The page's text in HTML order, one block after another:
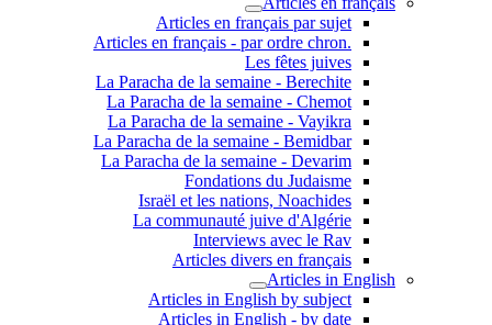
Articles en français par sujet
.Articles en français - par ordre chron
Les fêtes juives
La Paracha de la semaine - Berechite
La Paracha de la semaine - Chemot
La Paracha de la semaine - Vayikra
La Paracha de la semaine - Bemidbar
La Paracha de la semaine - Devarim
Fondations du Judaisme
Israël et les nations, Noachides
La communauté juive d'Algérie
Interviews avec le Rav
Articles divers en français
Articles in English
Articles in English by subject
Articles in English - by date